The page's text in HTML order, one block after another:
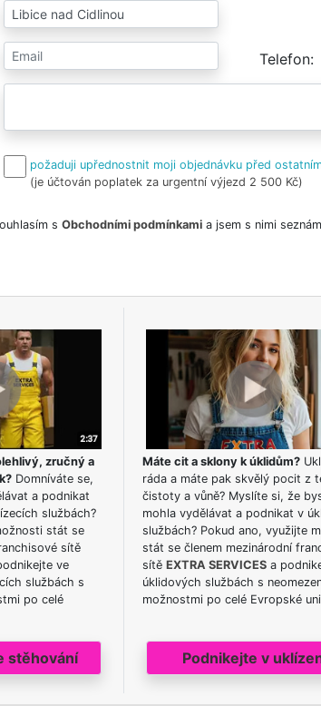
Telefon
požaduji upřednostnit moji objednávku před
(je účtován poplatek za urgentní výjezd 2 500 Kč)
s Obchodními podmínkamia jsem s nimi
zručný a
Domníváte se,
a podnikat
službách?
stát se
sítě
ve
službách s
po celé
stěhování
Máte cit a sklony k úklidům?
ráda a máte pak skvělý pocit z
čistoty a vůně? Myslíte si, že
mohla vydělávat a podnikat v
službách? Pokud ano, využijte
stát se členem mezinárodní
sítě EXTRA SERVICESa
úklidových službách s
možnostmi po celé Evropské
Podnikejte v